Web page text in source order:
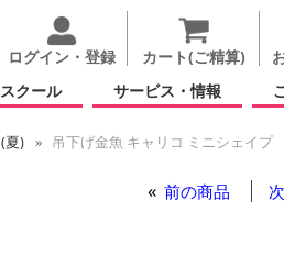
ログイン・登録 カート(ご精算)
クール サービス・情報
夏)
吊下げ金魚 キャリコ ミニシェイプ
前の商品